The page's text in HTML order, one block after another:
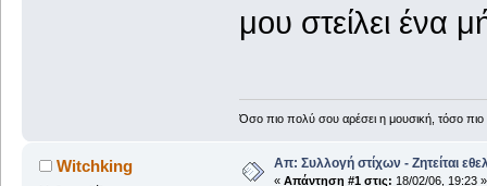
μου στείλει ένα
Όσο πιο πολύ σου αρέσει η μουσική, τόσο
Witchking Απ: Συλλογή στίχων - Ζητείται
« Απάντηση #1 στις: 18/02/06, 19:23 »